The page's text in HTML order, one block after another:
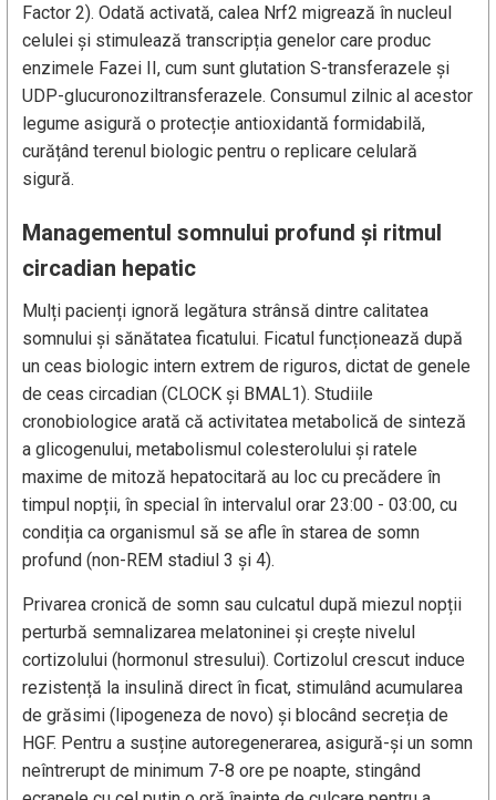
Factor 2). Odată activată, calea Nrf2 migrează în nucleul
celulei și stimulează transcripția genelor care produc
enzimele Fazei II, cum sunt glutation S-transferazele și
UDP-glucuronoziltransferazele. Consumul zilnic al acestor
legume asigură o protecție antioxidantă formidabilă,
curățând terenul biologic pentru o replicare celulară
sigură.
Managementul somnului profund și ritmul
circadian hepatic
Mulți pacienți ignoră legătura strânsă dintre calitatea
somnului și sănătatea ficatului. Ficatul funcționează după
un ceas biologic intern extrem de riguros, dictat de genele
de ceas circadian (CLOCK și BMAL1). Studiile
cronobiologice arată că activitatea metabolică de sinteză
a glicogenului, metabolismul colesterolului și ratele
maxime de mitoză hepatocitară au loc cu precădere în
timpul nopții, în special în intervalul orar 23:00 - 03:00, cu
condiția ca organismul să se afle în starea de somn
profund (non-REM stadiul 3 și 4).
Privarea cronică de somn sau culcatul după miezul nopții
perturbă semnalizarea melatoninei și crește nivelul
cortizolului (hormonul stresului). Cortizolul crescut induce
rezistență la insulină direct în ficat, stimulând acumularea
de grăsimi (lipogeneza de novo) și blocând secreția de
HGF. Pentru a susține autoregenerarea, asigură-și un somn
neîntrerupt de minimum 7-8 ore pe noapte, stingând